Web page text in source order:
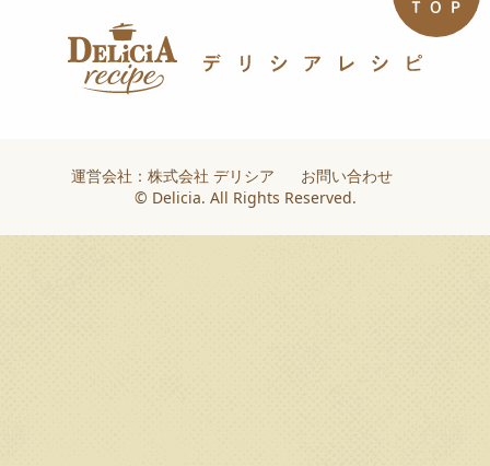
運営会社：株式会社 デリシア
お問い合わせ
© Delicia. All Rights Reserved.